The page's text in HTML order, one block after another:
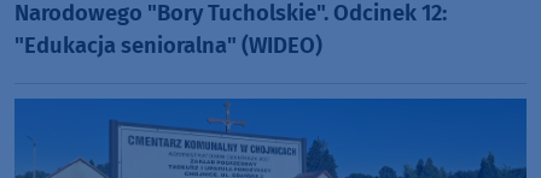
Narodowego "Bory Tucholskie". Odcinek 12:
"Edukacja senioralna" (WIDEO)